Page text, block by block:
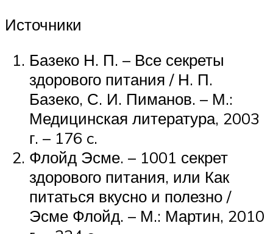
Источники
Базеко Н. П. – Все секреты
здорового питания / Н. П.
Базеко, С. И. Пиманов. – М.:
Медицинская литература, 2003
г. – 176 c.
Флойд Эсме. – 1001 секрет
здорового питания, или Как
питаться вкусно и полезно /
Эсме Флойд. – М.: Мартин, 2010